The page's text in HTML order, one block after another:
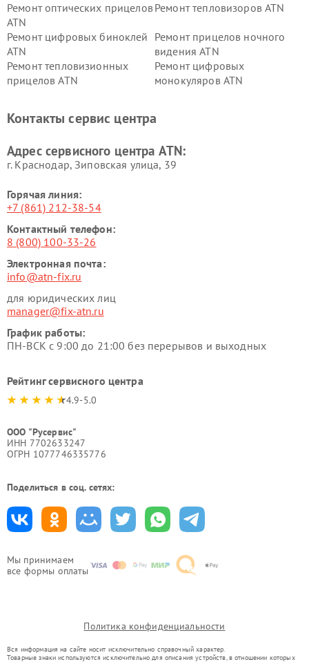
Мы принимаем
все формы оплаты
Ремонт оптических прицелов
ATN
Ремонт тепловизоров ATN
Ремонт цифровых биноклей
ATN
Ремонт прицелов ночного
видения ATN
Ремонт тепловизионных
прицелов ATN
Ремонт цифровых
монокуляров ATN
Контакты сервис центра
Адрес сервисного центра ATN:
г. Краснодар, Зиповская улица, 39
Горячая линия:
+7 (861) 212-38-54
Контактный телефон:
8 (800) 100-33-26
Электронная почта:
info@atn-fix.ru
для юридических лиц
manager@fix-atn.ru
График работы:
ПН-ВСК с 9:00 до 21:00 без перерывов и выходных
Рейтинг сервисного центра
4.9-5.0
ООО "Русервис"
ИНН 7702633247
ОГРН 1077746335776
Поделиться в соц. сетях:
Политика конфиденциальности
Вся информация на сайте носит исключительно справочный характер.
Товарные знаки используются исключительно для описания устройств, в отношении которых